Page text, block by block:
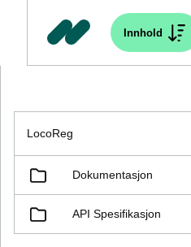
Innhold
LocoReg
Dokumentasjon
API Spesifikasjon